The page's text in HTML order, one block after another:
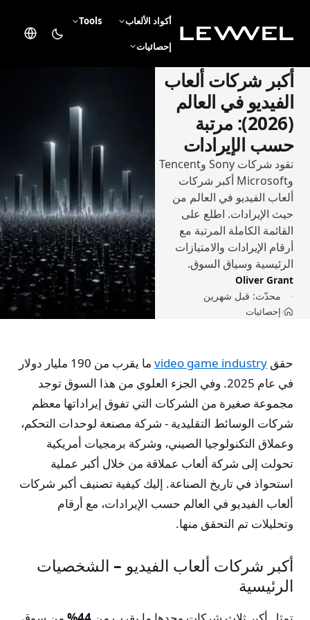
أكواد الألعاب Tools
إحصائيات
أكبر شركات ألعاب
الفيديو في العالم
(2026): مرتبة
حسب الإيرادات
تقود شركات Sony وTencent
وMicrosoft أكبر شركات
ألعاب الفيديو في العالم من
حيث الإيرادات. اطلع على
القائمة الكاملة المرتبة مع
أرقام الإيرادات والامتيازات
الرئيسية وسياق السوق.
Oliver Grant
محدّث: قبل شهرين
الرئيسية
›إحصائيات
حقق video game industry
ما يقرب من 190 مليار دولار
في عام 2025. وفي الجزء العلوي من هذا السوق توجد
مجموعة صغيرة من الشركات التي تفوق إيراداتها معظم
شركات الوسائط التقليدية - شركة مصنعة لوحدات التحكم،
وعملاق التكنولوجيا الصيني، وشركة برمجيات أمريكية
تحولت إلى شركة ألعاب عملاقة من خلال أكبر عملية
استحواذ في تاريخ الصناعة. إليك كيفية تصنيف أكبر شركات
ألعاب الفيديو في العالم حسب الإيرادات، مع أرقام
وتحليلات تم التحقق منها.
أكبر شركات ألعاب الفيديو – الشخصيات
الرئيسية